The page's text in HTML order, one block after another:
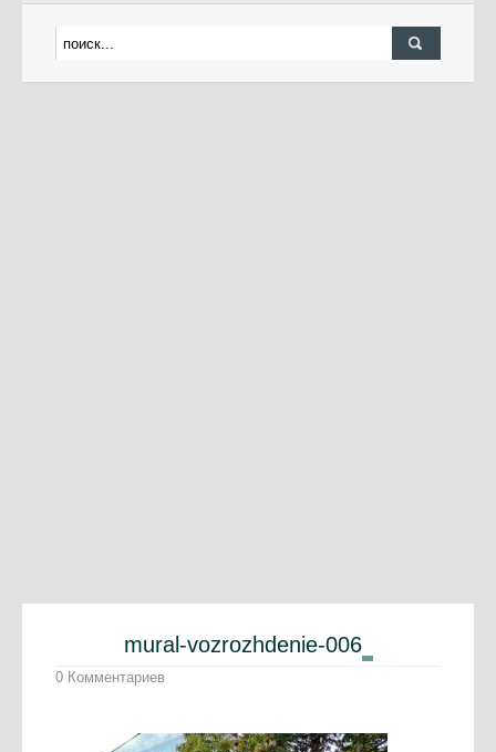
mural-vozrozhdenie-006
0 Комментариев